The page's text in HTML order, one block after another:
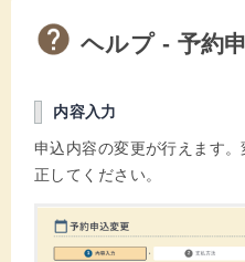
ヘルプ - 予約
内容入力
申込内容の変更が行えます
正してください。